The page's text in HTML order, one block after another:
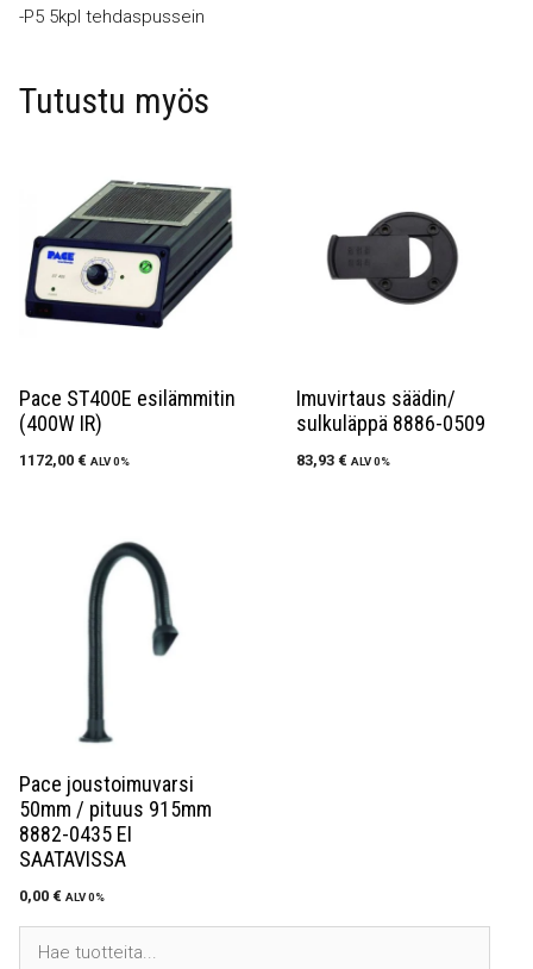
-P5 5kpl tehdaspussein
Tutustu myös
Pace ST400E esilämmitin
(400W IR)
1172,00 € ALV 0%
Imuvirtaus säädin/
sulkuläppä 8886-0509
83,93 € ALV 0%
Pace joustoimuvarsi
50mm / pituus 915mm
8882-0435 EI
SAATAVISSA
0,00 € ALV 0%